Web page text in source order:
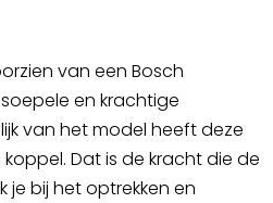
van een Bosch
en krachtige
van het model heeft deze
koppel. Dat is de kracht die de
je bij het optrekken en